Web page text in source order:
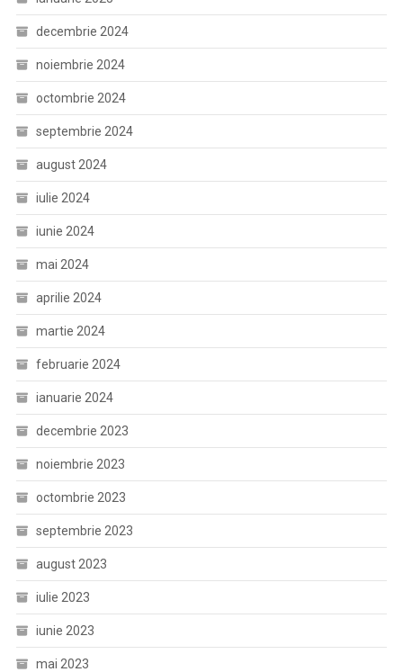
decembrie 2024
noiembrie 2024
octombrie 2024
septembrie 2024
august 2024
iulie 2024
iunie 2024
mai 2024
aprilie 2024
martie 2024
februarie 2024
ianuarie 2024
decembrie 2023
noiembrie 2023
octombrie 2023
septembrie 2023
august 2023
iulie 2023
iunie 2023
mai 2023